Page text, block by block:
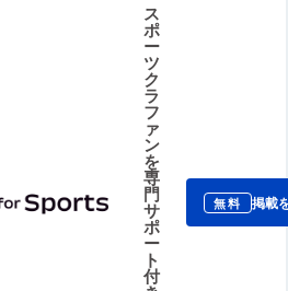
ス
ポ
ー
ツ
ク
ラ
フ
ァ
ン
を
専
門
サ
ポ
ー
ト
付
無料 掲載